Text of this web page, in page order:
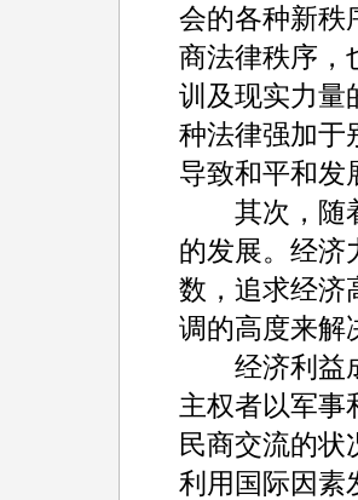
会的各种新秩
商法律秩序，
训及现实力量
种法律强加于
导致和平和发
其次，随着
的发展。经济
数，追求经济
调的高度来解
经济利益成
主权者以军事
民商交流的状
利用国际因素